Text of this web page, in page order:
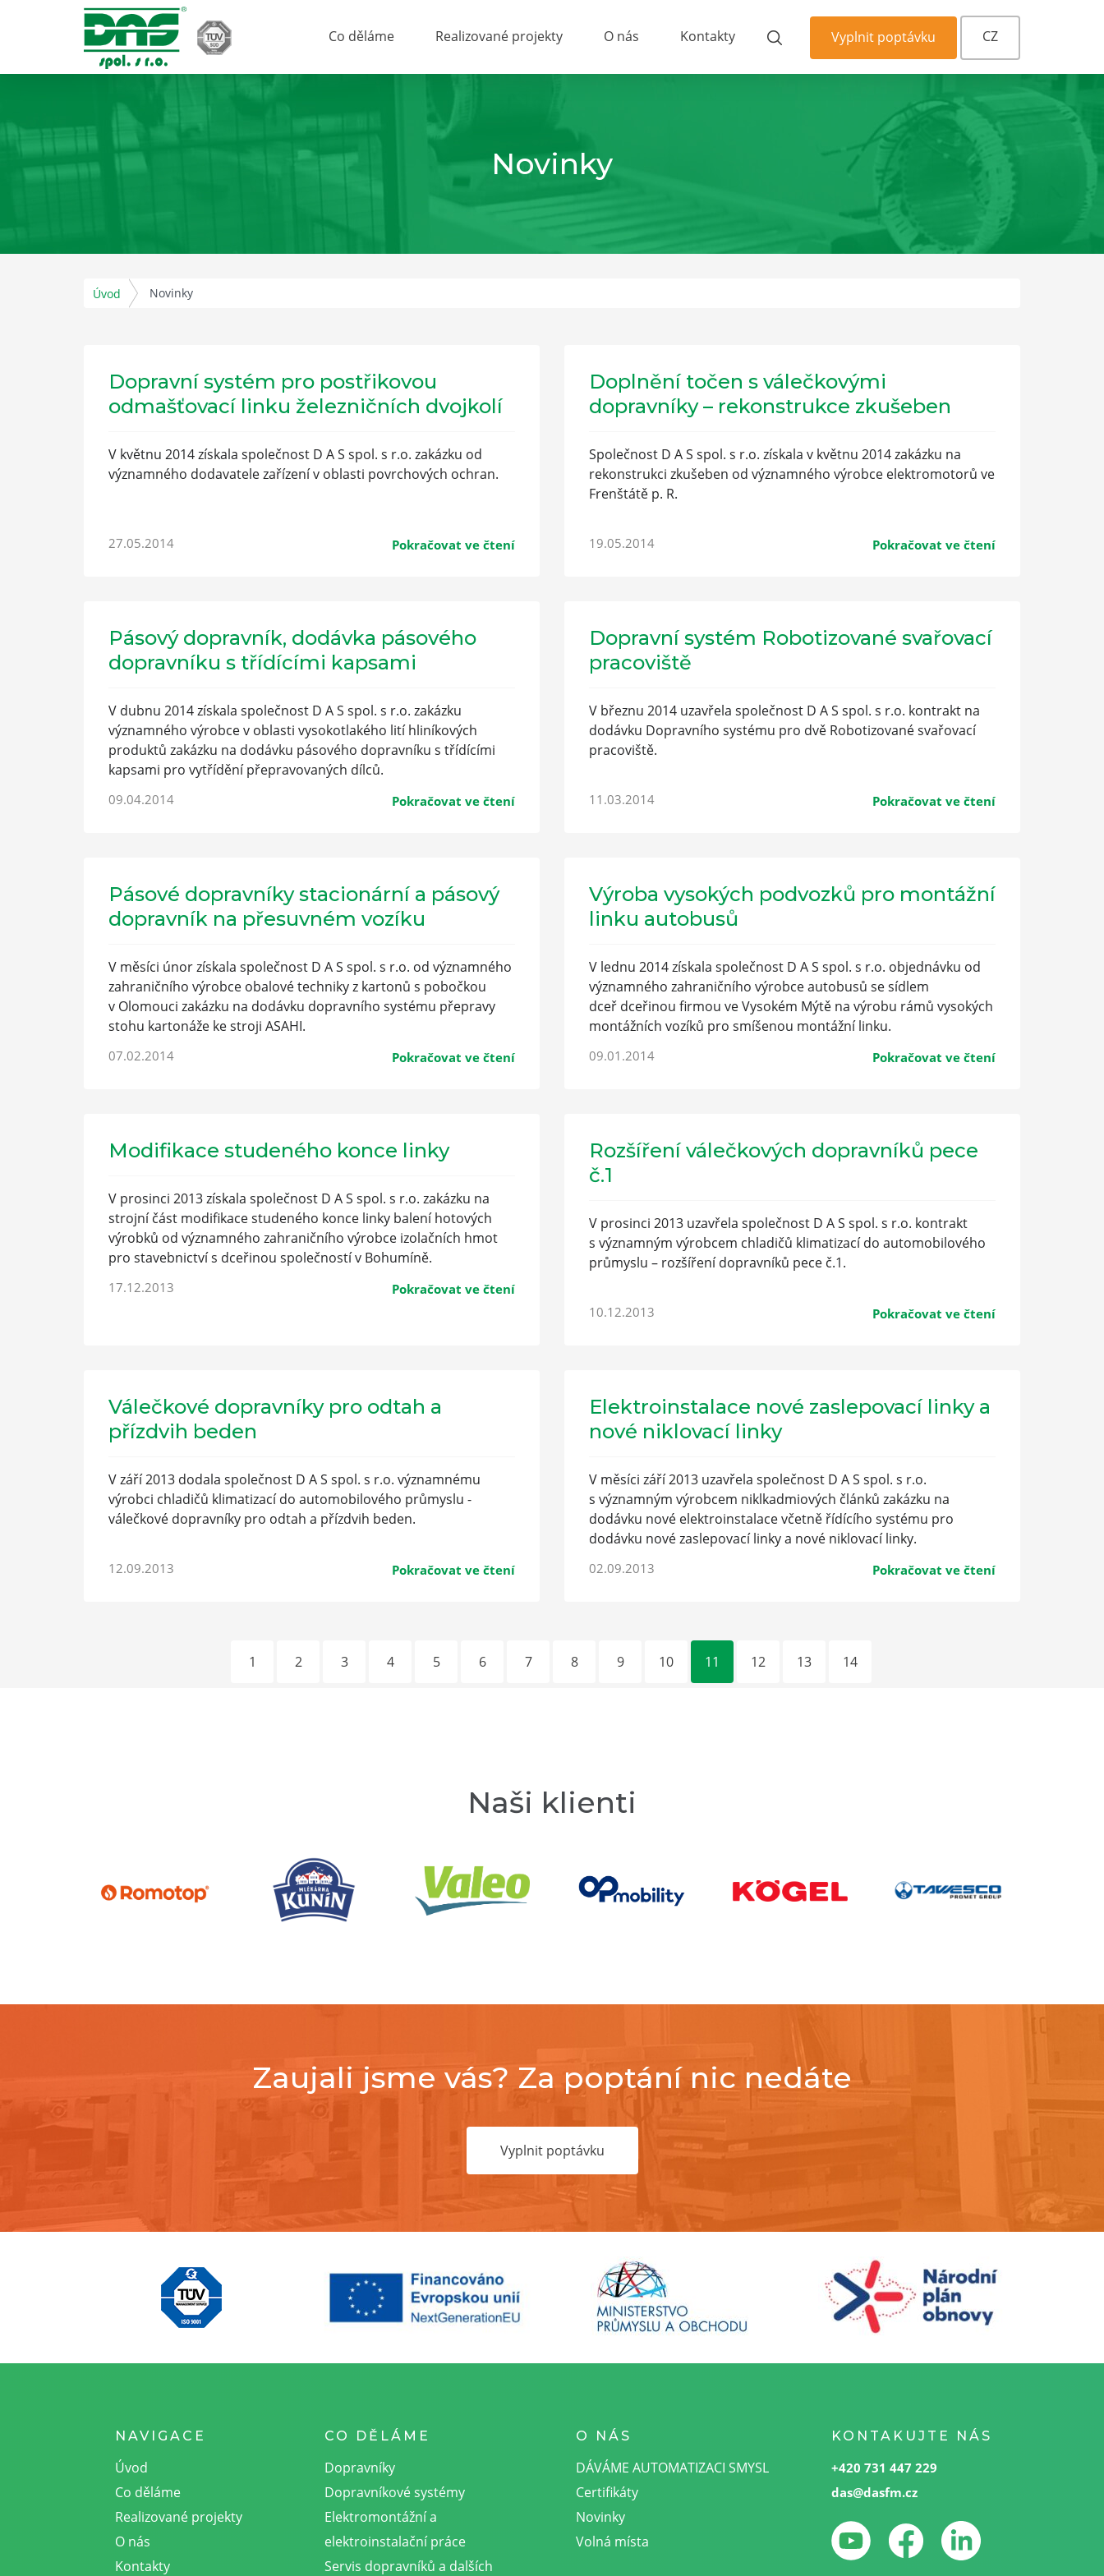
Co děláme Realizované projekty O nás Kontakty Vyplnit poptávku CZ
Novinky
Úvod Novinky
Dopravní systém pro postřikovou
odmašťovací linku železničních dvojkolí
V květnu 2014 získala společnost D A S spol. s r.o. zakázku od
významného dodavatele zařízení v oblasti povrchových ochran.
27.05.2014 Pokračovat ve čtení
Doplnění točen s válečkovými
dopravníky – rekonstrukce zkušeben
Společnost D A S spol. s r.o. získala v květnu 2014 zakázku na
rekonstrukci zkušeben od významného výrobce elektromotorů ve
Frenštátě p. R.
19.05.2014 Pokračovat ve čtení
Pásový dopravník, dodávka pásového
dopravníku s třídícími kapsami
V dubnu 2014 získala společnost D A S spol. s r.o. zakázku
významného výrobce v oblasti vysokotlakého lití hliníkových
produktů zakázku na dodávku pásového dopravníku s třídícími
kapsami pro vytřídění přepravovaných dílců.
09.04.2014 Pokračovat ve čtení
Dopravní systém Robotizované svařovací
pracoviště
V březnu 2014 uzavřela společnost D A S spol. s r.o. kontrakt na
dodávku Dopravního systému pro dvě Robotizované svařovací
pracoviště.
11.03.2014 Pokračovat ve čtení
Pásové dopravníky stacionární a pásový
dopravník na přesuvném vozíku
V měsíci únor získala společnost D A S spol. s r.o. od významného
zahraničního výrobce obalové techniky z kartonů s pobočkou
v Olomouci zakázku na dodávku dopravního systému přepravy
stohu kartonáže ke stroji ASAHI.
07.02.2014 Pokračovat ve čtení
Výroba vysokých podvozků pro montážní
linku autobusů
V lednu 2014 získala společnost D A S spol. s r.o. objednávku od
významného zahraničního výrobce autobusů se sídlem
dceř dceřinou firmou ve Vysokém Mýtě na výrobu rámů vysokých
montážních vozíků pro smíšenou montážní linku.
09.01.2014 Pokračovat ve čtení
Modifikace studeného konce linky
V prosinci 2013 získala společnost D A S spol. s r.o. zakázku na
strojní část modifikace studeného konce linky balení hotových
výrobků od významného zahraničního výrobce izolačních hmot
pro stavebnictví s dceřinou společností v Bohumíně.
17.12.2013 Pokračovat ve čtení
Rozšíření válečkových dopravníků pece
č.1
V prosinci 2013 uzavřela společnost D A S spol. s r.o. kontrakt
s významným výrobcem chladičů klimatizací do automobilového
průmyslu – rozšíření dopravníků pece č.1.
10.12.2013 Pokračovat ve čtení
Válečkové dopravníky pro odtah a
přízdvih beden
V září 2013 dodala společnost D A S spol. s r.o. významnému
výrobci chladičů klimatizací do automobilového průmyslu -
válečkové dopravníky pro odtah a přízdvih beden.
12.09.2013 Pokračovat ve čtení
Elektroinstalace nové zaslepovací linky a
nové niklovací linky
V měsíci září 2013 uzavřela společnost D A S spol. s r.o.
s významným výrobcem niklkadmiových článků zakázku na
dodávku nové elektroinstalace včetně řídícího systému pro
dodávku nové zaslepovací linky a nové niklovací linky.
02.09.2013 Pokračovat ve čtení
1 2 3 4 5 6 7 8 9 10 11 12 13 14
Naši klienti
Zaujali jsme vás? Za poptání nic nedáte
Vyplnit poptávku
NAVIGACE
Úvod
Co děláme
Realizované projekty
O nás
Kontakty
CO DĚLÁME
Dopravníky
Dopravníkové systémy
Elektromontážní a
elektroinstalační práce
Servis dopravníků a dalších
O NÁS
DÁVÁME AUTOMATIZACI SMYSL
Certifikáty
Novinky
Volná místa
KONTAKUJTE NÁS
+420 731 447 229
das@dasfm.cz